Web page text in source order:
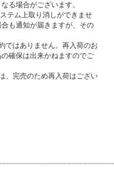
る場合がございます。
テム上取り消しができませ
も通知が届きますが、その
ではありません。再入荷のお
確保は出来かねますのでご
、完売のため再入荷はござい